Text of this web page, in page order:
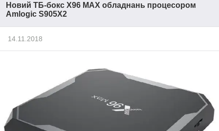
Новий ТБ-бокс X96 MAX обладнань процесором
Amlogic S905X2
14.11.2018